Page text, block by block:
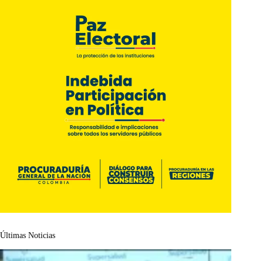
Últimas Noticias